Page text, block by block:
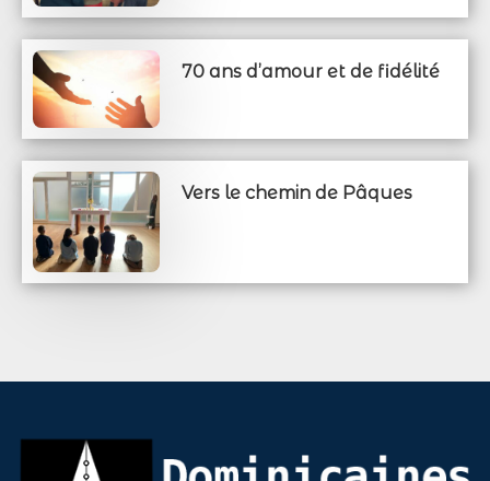
70 ans d’amour et de fidélité
Vers le chemin de Pâques